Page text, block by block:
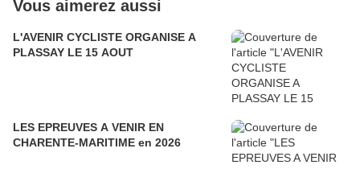
Vous aimerez aussi
L'AVENIR CYCLISTE ORGANISE A
PLASSAY LE 15 AOUT
LES EPREUVES A VENIR EN
CHARENTE-MARITIME en 2026